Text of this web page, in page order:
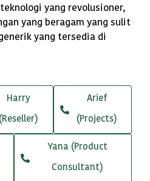
yang revolusioner,
yang beragam yang sulit
yang tersedia di
Harry
(Reseller)
Arief
(Projects)
Yana (Product
Consultant)